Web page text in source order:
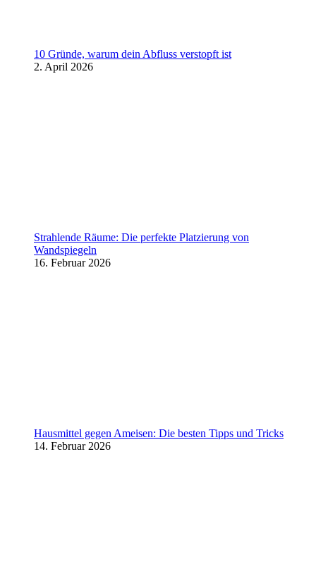
10 Gründe, warum dein Abfluss verstopft ist
2. April 2026
Strahlende Räume: Die perfekte Platzierung von
Wandspiegeln
16. Februar 2026
Hausmittel gegen Ameisen: Die besten Tipps und Tricks
14. Februar 2026